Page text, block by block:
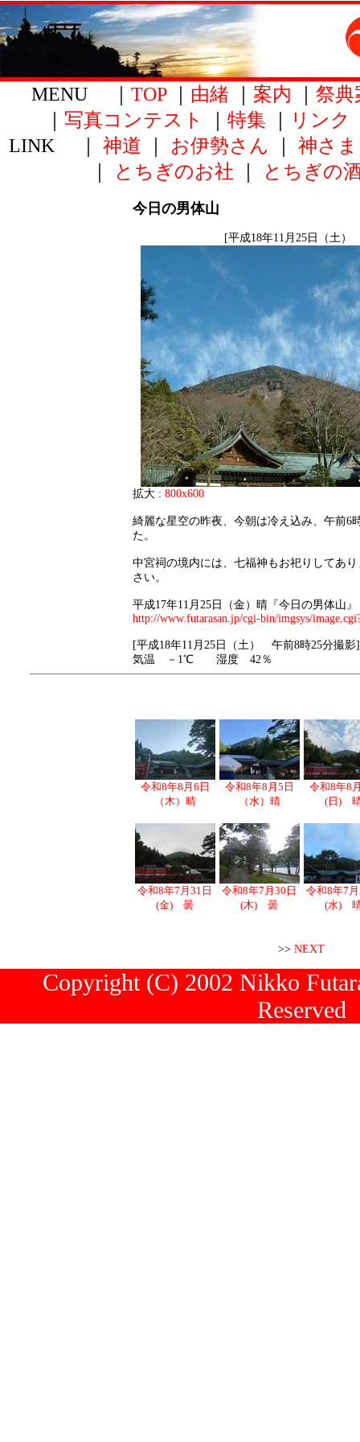
MENU ｜ TOP｜ 由緒 案内
祭典
写真コンテスト 特集 リンク
LINK ｜ 神道 お伊勢さん 神さま
とちぎのお社 とちぎの
今日の男体山
[平成18年11月25日（土
拡大 : 800x600
綺麗な星空の昨夜、今朝は冷え込み、午前6
た。
中宮祠の境内には、七福神もお祀りしてあ
さい。
平成17年11月25日（金）晴『今日の男体山』
http://www.futarasan.jp/cgi-bin/imgsys/
[平成18年11月25日（土） 午前8時25分撮影]
気温 －1℃ 湿度 42％
令和8年8月6日
（木）晴
令和8年8月5日
（水）晴
令和8年8
(日)
令和8年7月31日
(金) 曇
令和8年7月30日
(木) 曇
令和8年7
(水)
>> NEXT
Copyright (C) 2002 Nikko
Reserved